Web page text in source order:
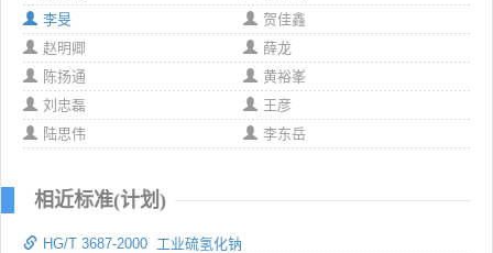
李旻
贺佳鑫
赵明卿
薛龙
陈扬通
黄裕峯
刘忠磊
王彦
陆思伟
李东岳
相近标准(计划)
HG/T 3687-2000 工业硫氢化钠